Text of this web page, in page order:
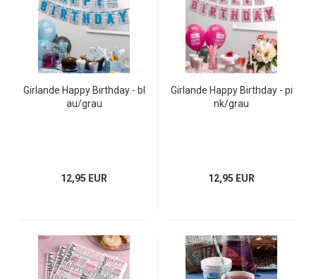
Girlande Happy Birthday - bl
au/grau
12,95 EUR
Girlande Happy Birthday - pi
nk/grau
12,95 EUR